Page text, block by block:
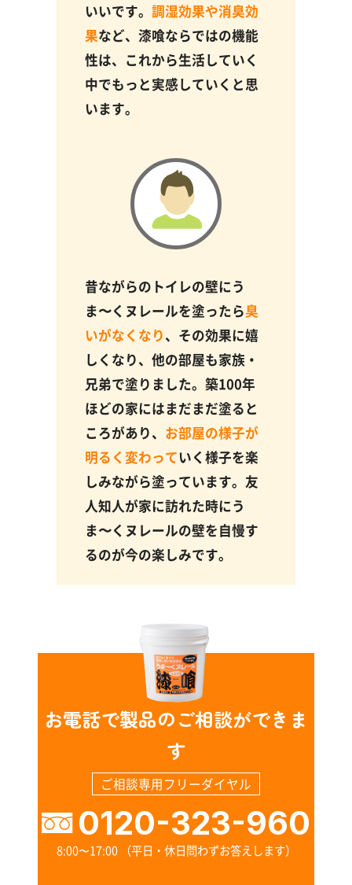
いいです。 調湿効果や消臭効
果など、漆喰ならではの機能
性は、これから生活していく
中でもっと実感していくと思
います。
昔ながらのトイレの壁にう
ま〜くヌレールを塗ったら臭
いがなくなり、その効果に嬉
しくなり、他の部屋も家族・
兄弟で塗りました。築100年
ほどの家にはまだまだ塗ると
ころがあり、 お部屋の様子が
明るく変わっていく様子を楽
しみながら塗っています。友
人知人が家に訪れた時にう
ま〜くヌレールの壁を自慢す
るのが今の楽しみです。
お電話で製品のご相談ができま
す
ご相談専用フリーダイヤル
0120-323-960
8:00〜17:00 （平日・休日問わずお答えします）